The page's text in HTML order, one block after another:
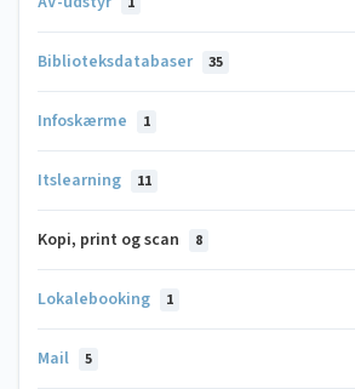
Biblioteksdatabaser 35
Infoskærme 1
Itslearning 11
Kopi, print og scan 8
Lokalebooking 1
Mail 5